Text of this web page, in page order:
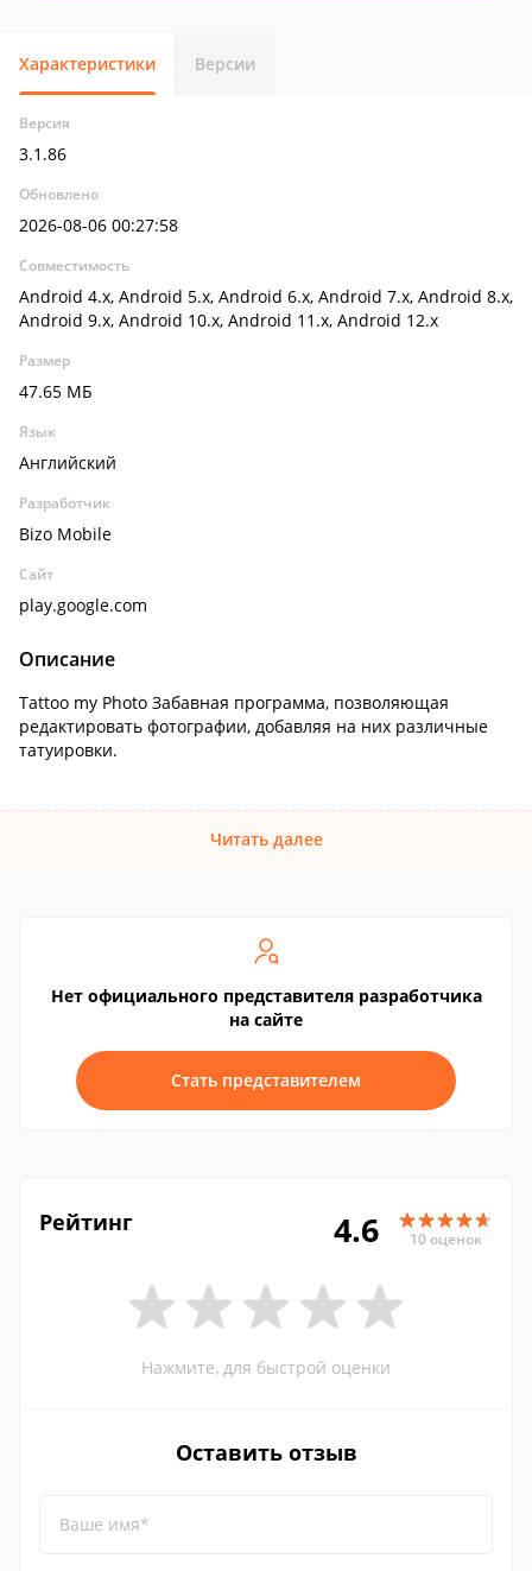
Характеристики Версии
Версия
3.1.86
Обновлено
2026-08-06 00:27:58
Совместимость
Android 4.x, Android 5.x, Android 6.x, Android 7.x, Android 8.x,
Android 9.x, Android 10.x, Android 11.x, Android 12.x
Размер
47.65 МБ
Язык
Английский
Разработчик
Bizo Mobile
Сайт
play.google.com
Описание
Tattoo my Photo Забавная программа, позволяющая
редактировать фотографии, добавляя на них различные
татуировки.
Читать далее
Нет официального представителя разработчика
на сайте
Стать представителем
Рейтинг 4.6 10 оценок
Нажмите, для быстрой оценки
Оставить отзыв
Ваше имя*